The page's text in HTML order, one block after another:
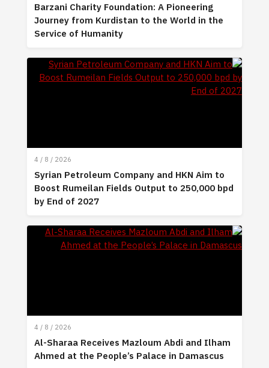
Barzani Charity Foundation: A Pioneering
Journey from Kurdistan to the World in the
Service of Humanity
4 / 8 / 2026
Syrian Petroleum Company and HKN Aim to
Boost Rumeilan Fields Output to 250,000 bpd
by End of 2027
4 / 8 / 2026
Al-Sharaa Receives Mazloum Abdi and Ilham
Ahmed at the People’s Palace in Damascus